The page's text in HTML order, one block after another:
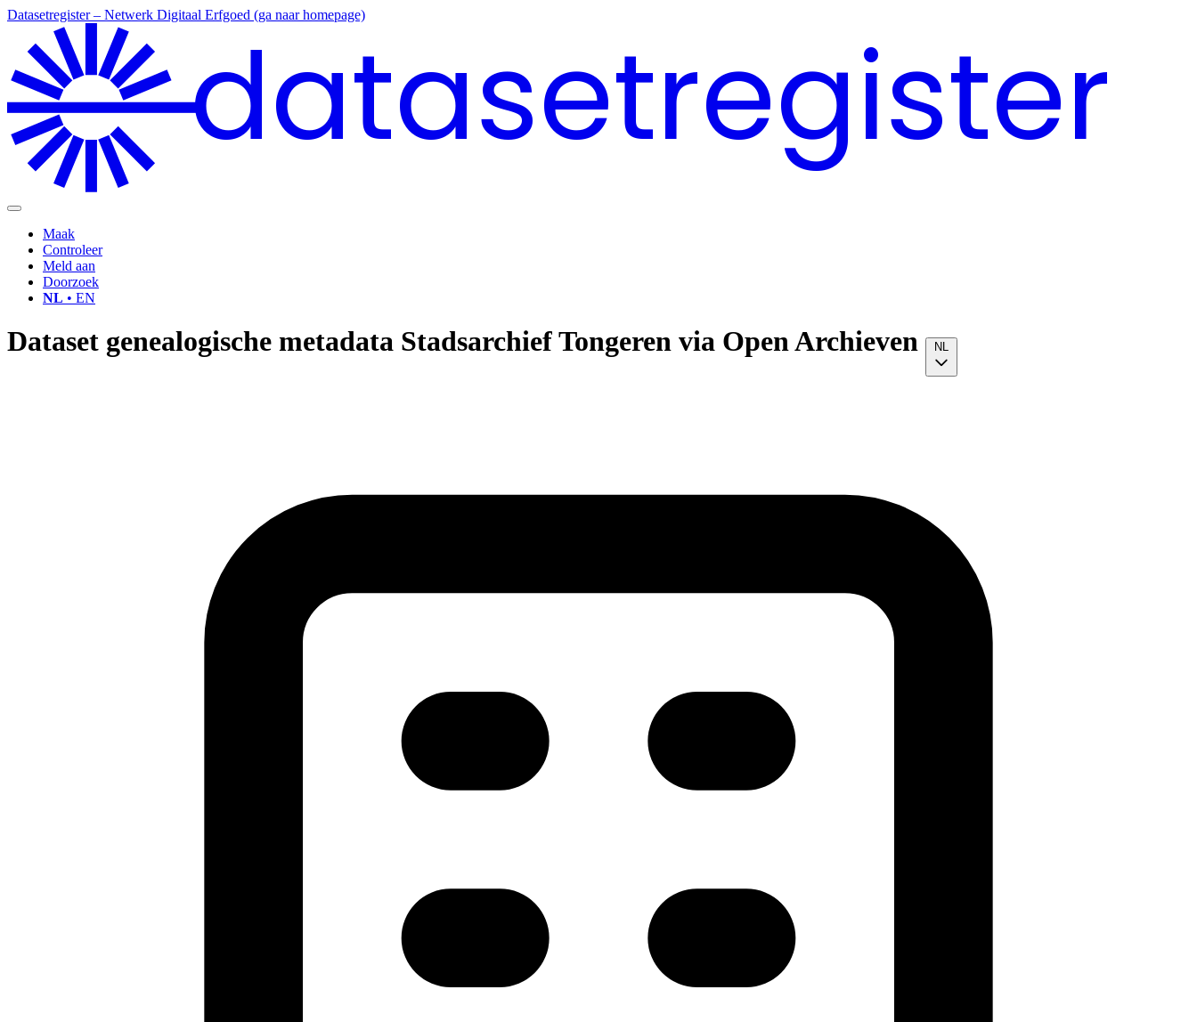
Datasetregister – Netwerk Digitaal Erfgoed (ga naar homepage)datasetregister
Maak
Controleer
Meld aan
Doorzoek
NL • EN
Dataset genealogische metadata Stadsarchief Tongeren via Open Archieven